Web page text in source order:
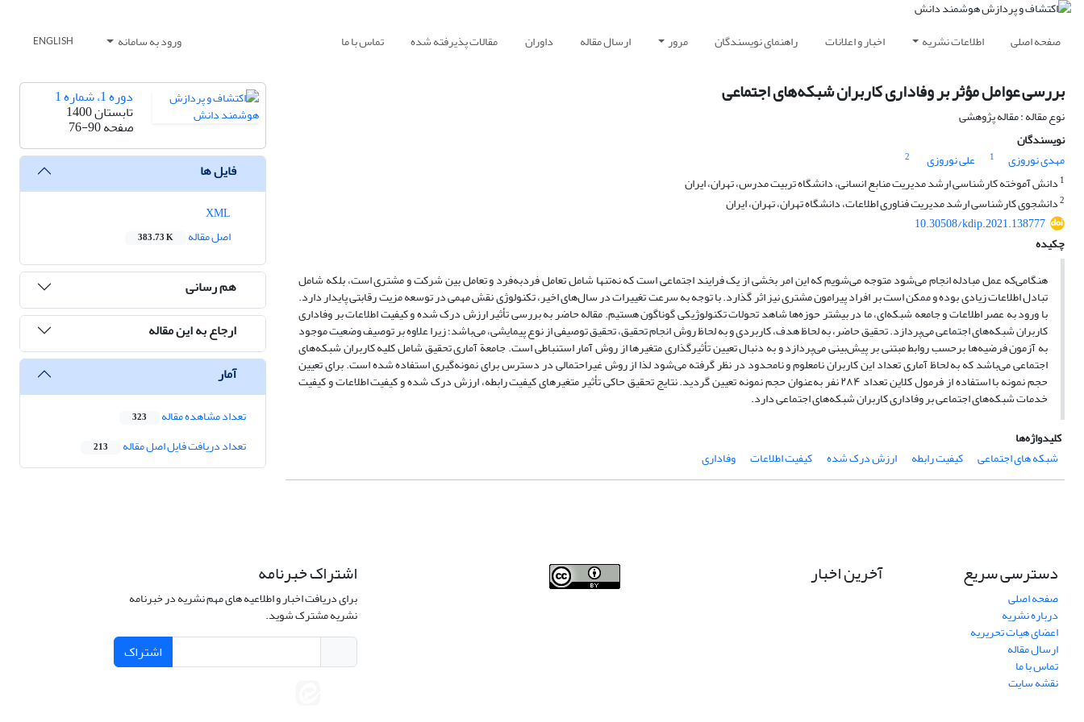
صفحه اصلی اطلاعات نشریه اخبار و اعلانات راهنمای نویسندگان مرور ارسال مقاله داوران مقالات پذیرفته شده تماس با ما ورود به سامانه ENGLISH
بررسی عوامل مؤثر بر وفاداری کاربران شبکه‌های اجتماعی
نوع مقاله : مقاله پژوهشی
نویسندگان
مهدی نوروزی
1 علی نوروزی
2
1 دانش آموخته کارشناسی ارشد مدیریت منابع انسانی، دانشگاه تربیت مدرس، تهران، ایران
2دانشجوی کارشناسی ارشد مدیریت فناوری اطلاعات، دانشگاه تهران، تهران، ایران
10.30508/kdip.2021.138777
چکیده
هنگامی‌که عمل مبادله انجام می‌شود متوجه می‌شویم که این امر بخشی از یک فرایند اجتماعی است که نه‌تنها شامل تعامل فردبه‌فرد و تعامل بین شرکت و مشتری است، بلکه شامل
تبادل اطلاعات زیادی بوده و ممکن است بر افراد پیرامون مشتری نیز اثر گذارد. با توجه به سرعت تغییرات در سال‌های اخیر، تکنولوژی نقش مهمی در توسعه مزیت رقابتی پایدار دارد.
با ورود به عصر اطلاعات و جامعه شبکه‌ای، ما در بیشتر حوزه‌ها شاهد تحولات تکنولوژیکی گوناگون هستیم. مقاله حاضر به بررسی تأثیر ارزش درک شده و کیفیت اطلاعات بر وفاداری
کاربران شبکه‌های اجتماعی می‌پردازد. تحقیق حاضر، به لحاظ هدف، کاربردی و به لحاظ روش انجام تحقیق، تحقیق توصیفی از نوع پیمایشی، می‌باشد؛ زیرا علاوه بر توصیف وضعیت موجود
به آزمون فرضیه‌ها برحسب روابط مبتنی بر پیش‌بینی می‌پردازد و به دنبال تعیین تأثیرگذاری متغیرها از روش آمار استنباطی است. جامعة آماری تحقیق شامل کلیه کاربران شبکه‌های
اجتماعی می‌باشد که به لحاظ آماری تعداد این کاربران نامعلوم و نامحدود در نظر گرفته می‌شود لذا از روش غیر‌احتمالی در دسترس برای نمونه‌گیری استفاده شده است. برای تعیین
حجم نمونه با استفاده از فرمول کلاین تعداد ۲۸۴ نفر به‌عنوان حجم نمونه تعیین گردید. نتایج تحقیق حاکی تأثیر متغیرهای کیفیت رابطه، ارزش درک شده و کیفیت اطلاعات و کیفیت
خدمات شبکه‌های اجتماعی بر وفاداری کاربران شبکه‌های اجتماعی دارد.
کلیدواژه‌ها
شبکه های اجتماعی
کیفیت رابطه ارزش درک شده کیفیت اطلاعات وفاداری
دوره 1، شماره 1
تابستان 1400
صفحه76-90
فایل ها
اصل مقاله
383.73 K
هم رسانی
ارجاع به این مقاله
آمار
تعداد مشاهده مقاله 323
تعداد دریافت فایل اصل مقاله 213
دسترسی سریع
صفحه اصلی
درباره نشریه
اعضای هیات تحریریه
ارسال مقاله
تماس با ما
نقشه سایت
آخرین اخبار اشتراک خبرنامه
برای دریافت اخبار و اطلاعیه های مهم نشریه در خبرنامه
نشریه مشترک شوید.
اشتراک